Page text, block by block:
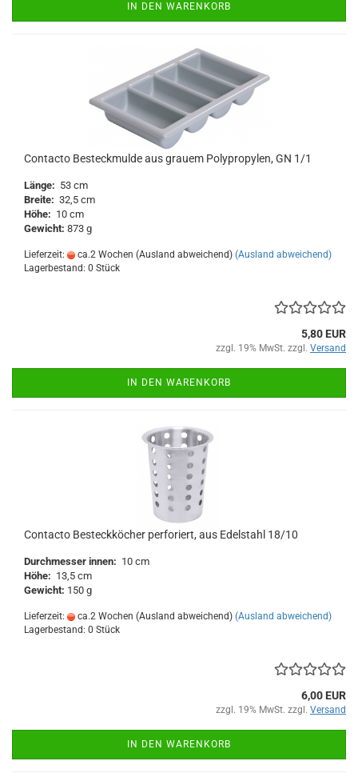
IN DEN WARENKORB
Contacto Besteckmulde aus grauem Polypropylen, GN 1/1
Länge: 53 cm
Breite: 32,5 cm
Höhe: 10 cm
Gewicht: 873 g
Lieferzeit: ca.2 Wochen (Ausland abweichend) (Ausland abweichend)
Lagerbestand: 0 Stück
5,80 EUR
zzgl. 19% MwSt. zzgl. Versand
IN DEN WARENKORB
Contacto Besteckköcher perforiert, aus Edelstahl 18/10
Durchmesser innen: 10 cm
Höhe: 13,5 cm
Gewicht: 150 g
Lieferzeit: ca.2 Wochen (Ausland abweichend) (Ausland abweichend)
Lagerbestand: 0 Stück
6,00 EUR
zzgl. 19% MwSt. zzgl. Versand
IN DEN WARENKORB